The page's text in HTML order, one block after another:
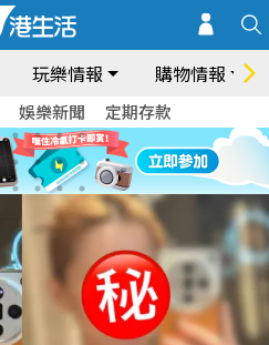
玩樂情報 購物情報
娛樂新聞 定期存款